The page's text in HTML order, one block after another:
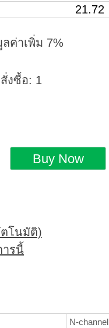
21.72
ค่าเพิ่ม 7%
งซื้อ: 1
โนมัติ)
ารนี้
N-channel